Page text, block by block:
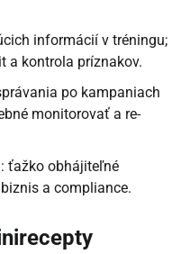
informácií v tréningu;
a kontrola príznakov.
po kampaniach
monitorovať a re-
: ťažko obhájiteľné
a compliance.